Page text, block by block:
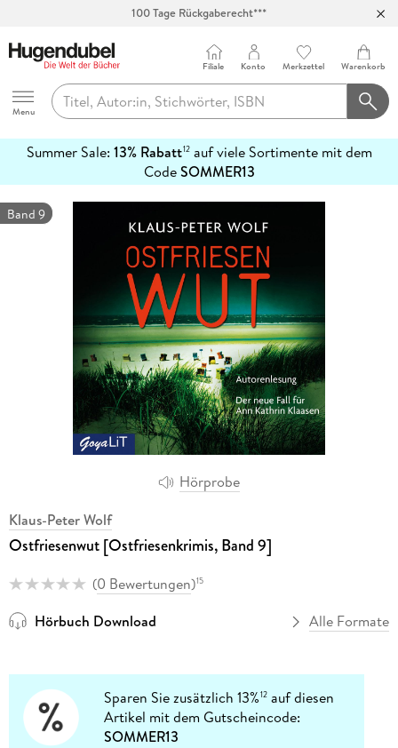
Hugendubel
Menu
Filiale Konto Merkzettel Warenkorb
Summer Sale: 13% Rabatt12auf viele Sortimente mit dem
CodeSOMMER13
erfahren
Hörprobe
Band 9
Klaus-Peter Wolf
Ostfriesenwut [Ostfriesenkrimis, Band 9]
(0 Bewertungen)15
Hörbuch Download Alle Formate
Sparen Sie zusätzlich 13%12 auf diesen
Artikel mit dem Gutscheincode:
SOMMER13